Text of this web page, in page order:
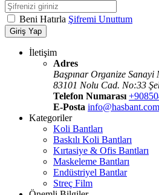
Beni Hatırla Şifremi Unuttum
Giriş Yap
İletişim
Adres
Başpınar Organize
83101 Nolu Cad. No:33
Telefon Numarası
E-Posta
Kategoriler
Koli Bantları
Baskılı Koli Bantları
Kırtasiye & Ofis Bantları
Maskeleme Bantları
Endüstriyel Bantlar
Streç Film